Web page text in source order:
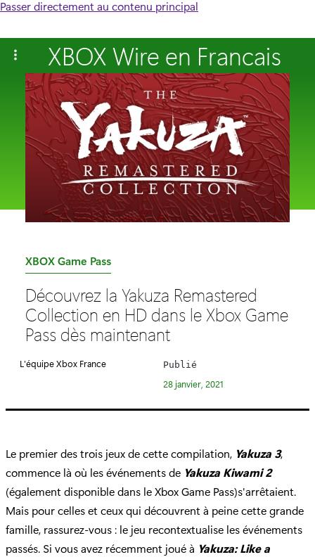
Passer directement au contenu principal
XBOX Wire en Francais
C
t
é
g
e
XBOX Game Pass
Découvrez la Yakuza Remastered
Collection en HD dans le Xbox Game
Pass dès maintenant
L'équipe Xbox France Publié
28 janvier, 2021
Le premier des trois jeux de cette compilation, Yakuza 3,
commence là où les événements de Yakuza Kiwami 2
(également disponible dans le Xbox Game Pass)s'arrêtaient.
Mais pour celles et ceux qui découvrent à peine cette grande
famille, rassurez-vous : le jeu recontextualise les événements
passés. Si vous avez récemment joué à Yakuza: Like a